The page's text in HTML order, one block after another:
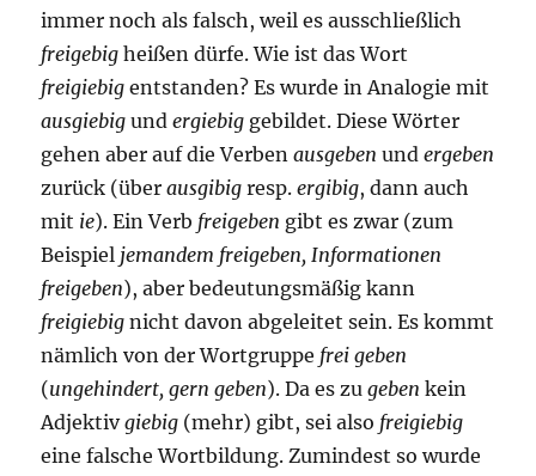
immer noch als falsch, weil es ausschließlich
freigebig heißen dürfe. Wie ist das Wort
freigiebig entstanden? Es wurde in Analogie mit
ausgiebig undergiebig gebildet. Diese Wörter
gehen aber auf die Verbenausgeben undergeben
zurück (überausgibig resp.ergibig, dann auch
mit ie). Ein Verb freigeben gibt es zwar (zum
Beispiel jemandem freigeben, Informationen
freigeben), aber bedeutungsmäßig kann
freigiebig nicht davon abgeleitet sein. Es kommt
nämlich von der Wortgruppe frei geben
(ungehindert, gern geben). Da es zugeben kein
Adjektivgiebig (mehr) gibt, sei also freigiebig
eine falsche Wortbildung. Zumindest so wurde